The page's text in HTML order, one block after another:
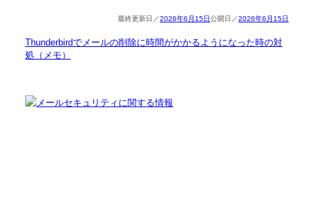
2026年6月15日 2026年6月15日
Thunderbirdでメールの削除に時間がかかるようになった時の対
処（メモ）